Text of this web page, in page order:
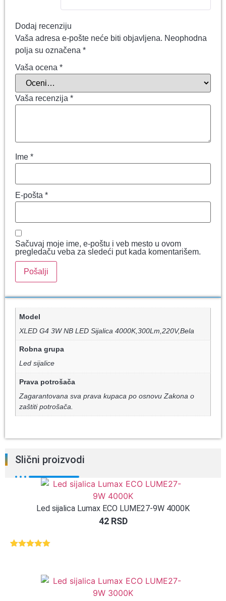
Dodaj recenziju
Vaša adresa e-pošte neće biti objavljena. Neophodna
polja su označena *
Vaša ocena *
Vaša recenzija *
Ime *
E-pošta *
Sačuvaj moje ime, e-poštu i veb mesto u ovom
pregledaču veba za sledeći put kada komentarišem.
Model
XLED G4 3W NB LED Sijalica 4000K,300Lm,220V,Bela
Robna grupa
Led sijalice
Prava potrošača
Zagarantovana sva prava kupaca po osnovu Zakona o
zaštiti potrošača.
Slični proizvodi
Led sijalica Lumax ECO LUME27-9W 4000K
42 RSD